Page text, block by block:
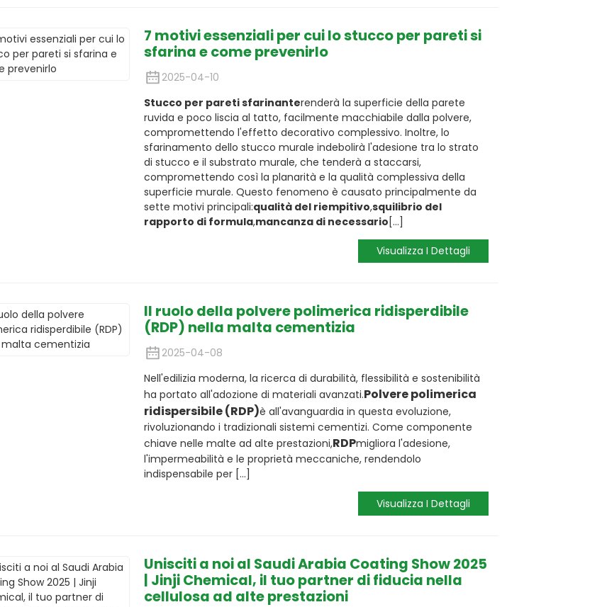
7 motivi essenziali per cui lo stucco per pareti si
sfarina e come prevenirlo
2025-04-10
Stucco per pareti sfarinanterenderà la superficie della parete
ruvida e poco liscia al tatto, facilmente macchiabile dalla polvere,
compromettendo l'effetto decorativo complessivo. Inoltre, lo
sfarinamento dello stucco murale indebolirà l'adesione tra lo strato
di stucco e il substrato murale, che tenderà a staccarsi,
compromettendo così la planarità e la qualità complessiva della
superficie murale. Questo fenomeno è causato principalmente da
sette motivi principali:qualità del riempitivo,squilibrio del
rapporto di formula,mancanza di necessario [...]
Visualizza I Dettagli
Il ruolo della polvere polimerica ridisperdibile
(RDP) nella malta cementizia
2025-04-08
Nell'edilizia moderna, la ricerca di durabilità, flessibilità e sostenibilità
ha portato all'adozione di materiali avanzati.Polvere polimerica
ridispersibile (RDP)è all'avanguardia in questa evoluzione,
rivoluzionando i tradizionali sistemi cementizi. Come componente
chiave nelle malte ad alte prestazioni,RDPmigliora l'adesione,
l'impermeabilità e le proprietà meccaniche, rendendolo
indispensabile per [...]
Visualizza I Dettagli
Unisciti a noi al Saudi Arabia Coating Show 2025
| Jinji Chemical, il tuo partner di fiducia nella
cellulosa ad alte prestazioni